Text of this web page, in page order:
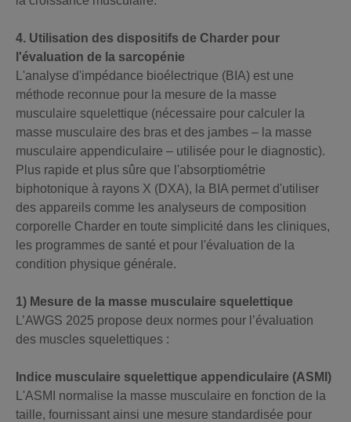
4. Utilisation des dispositifs de Charder pour
l'évaluation de la sarcopénie
L'analyse d'impédance bioélectrique (BIA) est une
méthode reconnue pour la mesure de la masse
musculaire squelettique (nécessaire pour calculer la
masse musculaire des bras et des jambes – la masse
musculaire appendiculaire – utilisée pour le diagnostic).
Plus rapide et plus sûre que l'absorptiométrie
biphotonique à rayons X (DXA), la BIA permet d'utiliser
des appareils comme les analyseurs de composition
corporelle Charder en toute simplicité dans les cliniques,
les programmes de santé et pour l'évaluation de la
condition physique générale.
1) Mesure de la masse musculaire squelettique
L’AWGS 2025 propose deux normes pour l’évaluation
des muscles squelettiques :
Indice musculaire squelettique appendiculaire (ASMI)
L'ASMI normalise la masse musculaire en fonction de la
taille, fournissant ainsi une mesure standardisée pour